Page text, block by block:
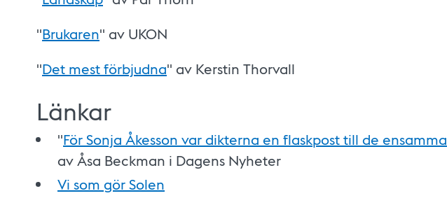
"Brukaren" av UKON
"Det mest förbjudna" av Kerstin Thorvall
Länkar
"För Sonja Åkesson var dikterna en flaskpost till de ensamma
av Åsa Beckman i Dagens Nyheter
Vi som gör Solen